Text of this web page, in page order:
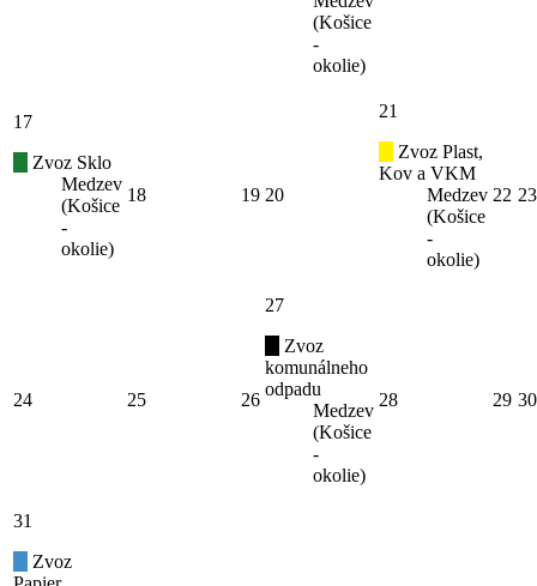
(Košice
-
okolie)
17
Zvoz Sklo
Medzev
(Košice
-
okolie)
18 19 20
21
Zvoz Plast,
Kov a VKM
Medzev
(Košice
-
okolie)
22 23
24 25 26
27
Zvoz
komunálneho
odpadu
Medzev
(Košice
-
okolie)
28 29 30
31
Zvoz